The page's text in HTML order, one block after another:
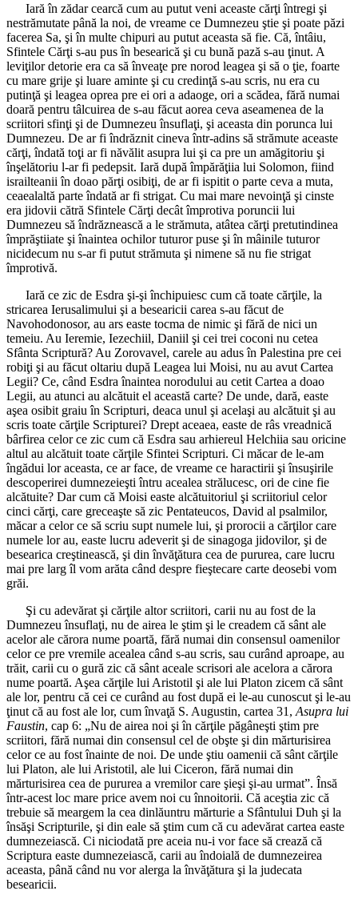
Iară în zădar cearcă cum au putut veni aceaste cărţi întregi şi
nestrămutate până la noi, de vreame ce Dumnezeu ştie şi poate păzi
facerea Sa, şi în multe chipuri au putut aceasta să fie. Că, întâiu,
Sfintele Cărţi s-au pus în besearică şi cu bună pază s-au ţinut. A
leviţilor detorie era ca să înveaţe pre norod leagea şi să o ţie, foarte
cu mare grije şi luare aminte şi cu credinţă s-au scris, nu era cu
putinţă şi leagea oprea pre ei ori a adaoge, ori a scădea, fără numai
doară pentru tâlcuirea de s-au făcut aorea ceva aseamenea de la
scriitori sfinţi şi de Dumnezeu însuflaţi, şi aceasta din porunca lui
Dumnezeu. De ar fi îndrăznit cineva într-adins să strămute aceaste
cărţi, îndată toţi ar fi năvălit asupra lui şi ca pre un amăgitoriu şi
înşelătoriu l-ar fi pedepsit. Iară după împărăţiia lui Solomon, fiind
israilteanii în doao părţi osibiţi, de ar fi ispitit o parte ceva a muta,
ceaealaltă parte îndată ar fi strigat. Cu mai mare nevoinţă şi cinste
era jidovii cătră Sfintele Cărţi decât împrotiva poruncii lui
Dumnezeu să îndrăznească a le strămuta, atâtea cărţi pretutindinea
împrăştiiate şi înaintea ochilor tuturor puse şi în mâinile tuturor
nicidecum nu s-ar fi putut strămuta şi nimene să nu fie strigat
împrotivă.
Iară ce zic de Esdra şi-şi închipuiesc cum că toate cărţile, la
stricarea Ierusalimului şi a besearicii carea s-au făcut de
Navohodonosor, au ars easte tocma de nimic şi fără de nici un
temeiu. Au Ieremie, Iezechiil, Daniil şi cei trei coconi nu cetea
Sfânta Scriptură? Au Zorovavel, carele au adus în Palestina pre cei
robiţi şi au făcut oltariu după Leagea lui Moisi, nu au avut Cartea
Legii? Ce, când Esdra înaintea norodului au cetit Cartea a doao
Legii, au atunci au alcătuit el această carte? De unde, dară, easte
aşea osibit graiu în Scripturi, deaca unul şi acelaşi au alcătuit şi au
scris toate cărţile Scripturei? Drept aceaea, easte de râs vreadnică
bârfirea celor ce zic cum că Esdra sau arhiereul Helchiia sau oricine
altul au alcătuit toate cărţile Sfintei Scripturi. Ci măcar de le-am
îngădui lor aceasta, ce ar face, de vreame ce haractirii şi însuşirile
descoperirei dumnezeieşti întru acealea strălucesc, ori de cine fie
alcătuite? Dar cum că Moisi easte alcătuitoriul şi scriitoriul celor
cinci cărţi, care greceaşte să zic Pentateucos, David al psalmilor,
măcar a celor ce să scriu supt numele lui, şi prorocii a cărţilor care
numele lor au, easte lucru adeverit şi de sinagoga jidovilor, şi de
besearica creştinească, şi din învăţătura cea de pururea, care lucru
mai pre larg îl vom arăta când despre fieştecare carte deosebi vom
grăi.
Şi cu adevărat şi cărţile altor scriitori, carii nu au fost de la
Dumnezeu însuflaţi, nu de airea le ştim şi le creadem că sânt ale
acelor ale cărora nume poartă, fără numai din consensul oamenilor
celor ce pre vremile acealea când s-au scris, sau curând aproape, au
trăit, carii cu o gură zic că sânt aceale scrisori ale acelora a cărora
nume poartă. Aşea cărţile lui Aristotil şi ale lui Platon zicem că sânt
ale lor, pentru că cei ce curând au fost după ei le-au cunoscut şi le-au
ţinut că au fost ale lor, cum învaţă S. Augustin, cartea 31, Asupra lui
Faustin, cap 6: „Nu de airea noi şi în cărţile păgâneşti ştim pre
scriitori, fără numai din consensul cel de obşte şi din mărturisirea
celor ce au fost înainte de noi. De unde ştiu oamenii că sânt cărţile
lui Platon, ale lui Aristotil, ale lui Ciceron, fără numai din
mărturisirea cea de pururea a vremilor care şieşi şi-au urmat”. Însă
într-acest loc mare price avem noi cu înnoitorii. Că aceştia zic că
trebuie să meargem la cea dinlăuntru mărturie a Sfântului Duh şi la
însăşi Scripturile, şi din eale să ştim cum că cu adevărat cartea easte
dumnezeiască. Ci niciodată pre aceia nu-i vor face să crează că
Scriptura easte dumnezeiască, carii au îndoială de dumnezeirea
aceasta, până când nu vor alerga la învăţătura şi la judecata
besearicii.